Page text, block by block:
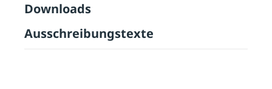
Downloads
Ausschreibungstexte